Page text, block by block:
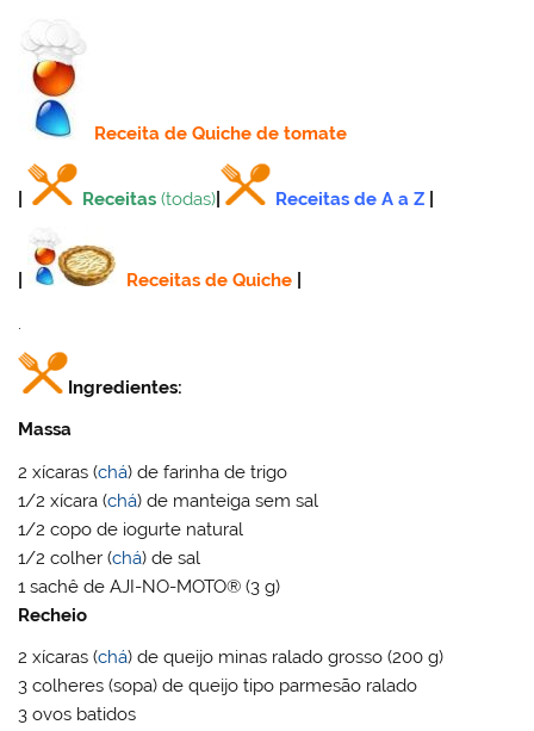
Receitade Quiche de tomate
Receitas (todas) Receitas de A a Z
Receitas de Quiche
Ingredientes:
Massa
2 xícaras (chá) de farinha de trigo
1/2 xícara (chá) de manteiga sem sal
1/2 copo de iogurte natural
1/2 colher (chá) de sal
1 sachê de AJI-NO-MOTO® (3 g)
Recheio
2 xícaras (chá) de queijo minas ralado grosso (200 g)
3 colheres (sopa) de queijo tipo parmesão ralado
3 ovos batidos